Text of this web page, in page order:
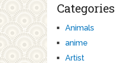
Categories
Animals
anime
Artist